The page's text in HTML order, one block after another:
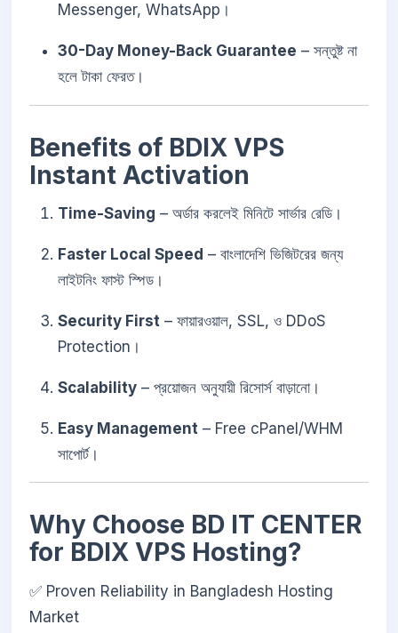
Messenger, WhatsApp।
30-Day Money-Back Guarantee – সন্তুষ্ট না
হলে টাকা ফেরত।
Benefits of BDIX VPS
Instant Activation
Time-Saving – অর্ডার করলেই মিনিটে সার্ভার রেডি।
Faster Local Speed – বাংলাদেশি ভিজিটরের জন্য
লাইটনিং ফাস্ট স্পিড।
Security First – ফায়ারওয়াল, SSL, ও DDoS
Protection।
Scalability – প্রয়োজন অনুযায়ী রিসোর্স বাড়ানো।
Easy Management – Free cPanel/WHM
সাপোর্ট।
Why Choose BD IT CENTER
for BDIX VPS Hosting?
✅ Proven Reliability in Bangladesh Hosting
Market